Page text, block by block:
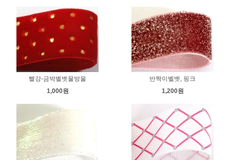
빨강-금박벨벳물방울
1,000원
반짝이벨벳, 핑크
1,200원